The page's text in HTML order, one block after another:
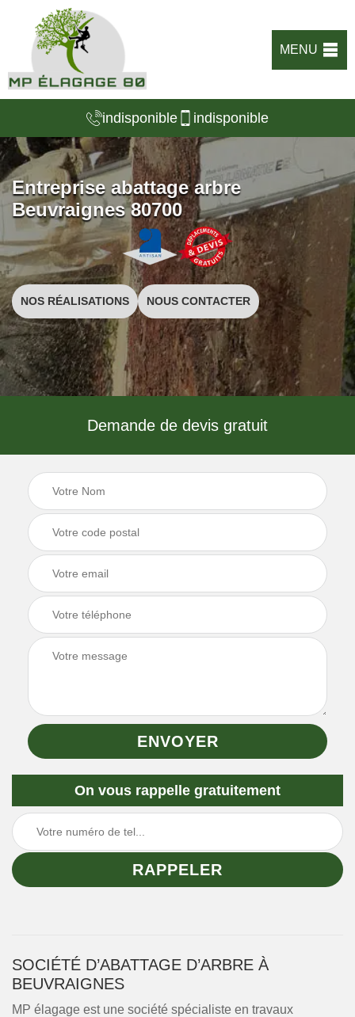
MENU
indisponible indisponible
Entreprise abattage arbre
Beuvraignes 80700
NOS RÉALISATIONS NOUS CONTACTER
Demande de devis gratuit
On vous rappelle gratuitement
SOCIÉTÉ D’ABATTAGE D’ARBRE À
BEUVRAIGNES
MP élagage est une société spécialiste en travaux